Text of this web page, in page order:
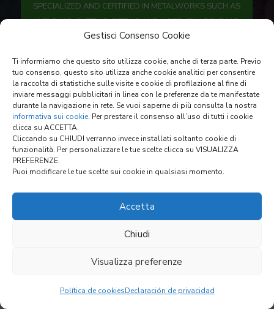
Gestisci Consenso Cookie
Ti informiamo che questo sito utilizza cookie, anche di terza parte. Previo
tuo consenso, questo sito utilizza anche cookie analitici per consentire
la raccolta di statistiche sulle visite e cookie di profilazione al fine di
inviare messaggi pubblicitari in linea con le preferenze da te manifestate
durante la navigazione in rete. Se vuoi saperne di più consulta la nostra
informativa sui cookie. Per prestare il consenso all’uso di tutti i cookie
clicca su ACCETTA.
Cliccando su CHIUDI verranno invece installati soltanto cookie di
funzionalità. Per personalizzare le tue scelte clicca su VISUALIZZA
PREFERENZE.
Puoi modificare le tue scelte sui cookie in qualsiasi momento.
Accetta
Chiudi
Visualizza preferenze
Política de cookiesDeclaración de privacidad
SPECIALIZED AND CERTIFIED IN METALWORKS SUCH AS
WELDING, CUTTING, FITTING AND ASSEMBLY, BENDING
AND PUNCHING
Zanini Srl carries out
precision metal works
marine, and packaging
sectors.